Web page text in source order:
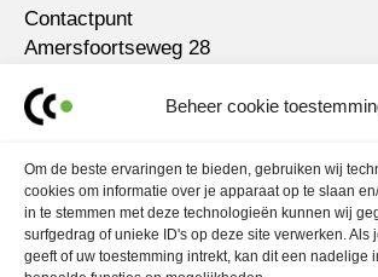
Beheer cookie
Om de beste ervaringen te bieden, gebruiken wij
cookies om informatie over je apparaat op te slaan
in te stemmen met deze technologieën kunnen wij
surfgedrag of unieke ID's op deze site verwerken. Als
geeft of uw toestemming intrekt, kan dit een nadelige
Contactpunt
Amersfoortseweg 28
030 700 97 63
contact@ubo.agency
L
n
k
I
n
s
t
a
Marketingstrategie